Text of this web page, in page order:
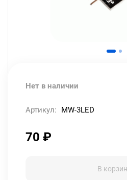
Нет в наличии
Артикул: MW-3LED
70 ₽
В